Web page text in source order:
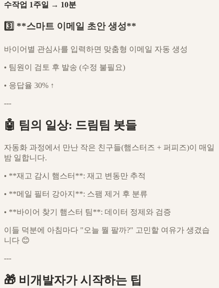
수작업 1주일 → 10분
3️⃣ **스마트 이메일 초안 생성**
바이어별 관심사를 입력하면 맞춤형 이메일 자동 생성
• 팀원이 검토 후 발송 (수정 불필요)
• 응답율 30% ↑
---
🤖 팀의 일상: 드림팀 봇들
자동화 과정에서 만난 작은 친구들(햄스터즈 + 퍼피즈)이 매일
밤 일합니다.
• **재고 감시 햄스터**: 재고 변동만 추적
• **메일 필터 강아지**: 스팸 제거 후 분류
• **바이어 찾기 햄스터 팀**: 데이터 정제와 검증
이들 덕분에 아침마다 "오늘 뭘 팔까?" 고민할 여유가 생겼습
니다 😊
---
🎁 비개발자가 시작하는 팁